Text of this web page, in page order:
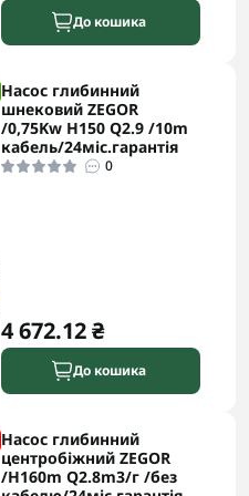
До кошика
Насос глибинний
шнековий ZEGOR
/0,75Kw H150 Q2.9 /10m
кабель/24міс.гарантія
0
4 672.12 ₴
До кошика
Насос глибинний
центробіжний ZEGOR
/H160m Q2.8m3/г /без